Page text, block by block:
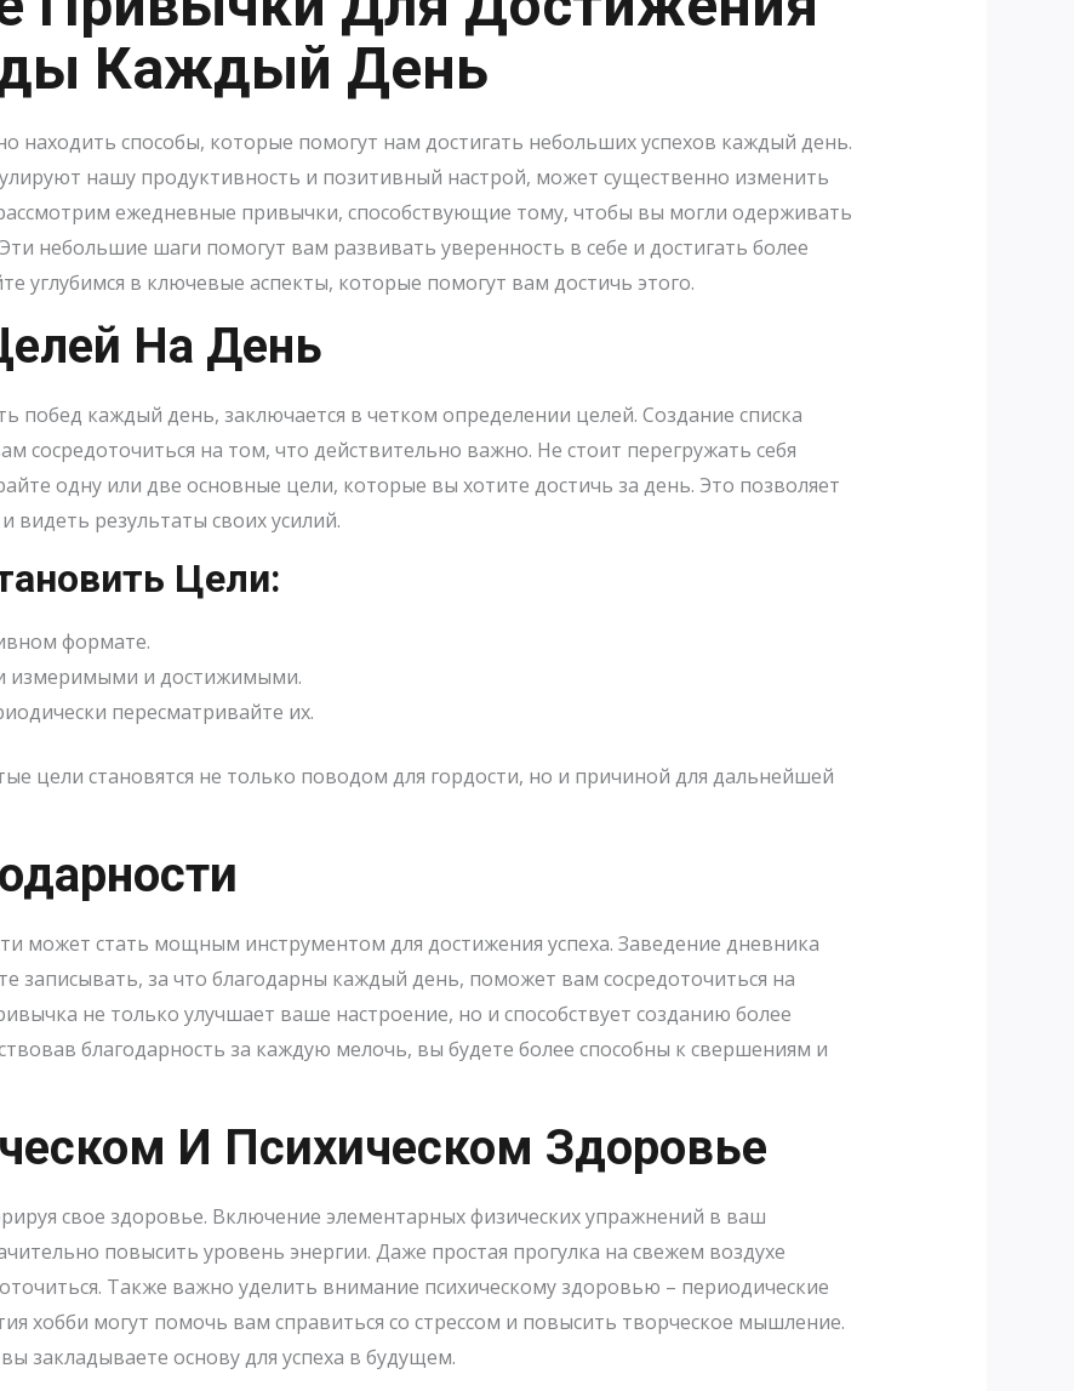
Каждый День
находить способы, которые помогут нам достигать небольших успехов каждый день.
нашу продуктивность и позитивный настрой, может существенно изменить
ежедневные привычки, способствующие тому, чтобы вы могли одерживать
небольшие шаги помогут вам развивать уверенность в себе и достигать более
углубимся в ключевые аспекты, которые помогут вам достичь этого.
На День
побед каждый день, заключается в четком определении целей. Создание списка
сосредоточиться на том, что действительно важно. Не стоит перегружать себя
одну или две основные цели, которые вы хотите достичь за день. Это позволяет
видеть результаты своих усилий.
Цели:
формате.
измеримыми и достижимыми.
пересматривайте их.
цели становятся не только поводом для гордости, но и причиной для дальнейшей
может стать мощным инструментом для достижения успеха. Заведение дневника
записывать, за что благодарны каждый день, поможет вам сосредоточиться на
не только улучшает ваше настроение, но и способствует созданию более
благодарность за каждую мелочь, вы будете более способны к свершениям и
И Психическом Здоровье
свое здоровье. Включение элементарных физических упражнений в ваш
повысить уровень энергии. Даже простая прогулка на свежем воздухе
Также важно уделить внимание психическому здоровью – периодические
хобби могут помочь вам справиться со стрессом и повысить творческое мышление.
закладываете основу для успеха в будущем.